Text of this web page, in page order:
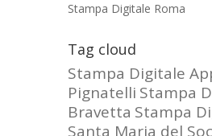
Stampa Digitale Roma
Tag cloud
Stampa Digitale
Pignatelli Stampa
Bravetta Stampa
Santa Maria del